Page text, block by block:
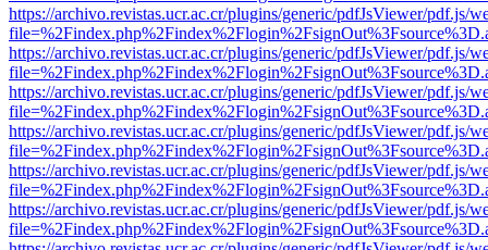
https://archivo.revistas.ucr.ac.cr/plugins/generic/pdfJsViewer/pdf.js/
https://archivo.revistas.ucr.ac.cr/plugins/generic/pdfJsViewer/pdf.js/
https://archivo.revistas.ucr.ac.cr/plugins/generic/pdfJsViewer/pdf.js/
https://archivo.revistas.ucr.ac.cr/plugins/generic/pdfJsViewer/pdf.js/
https://archivo.revistas.ucr.ac.cr/plugins/generic/pdfJsViewer/pdf.js/
https://archivo.revistas.ucr.ac.cr/plugins/generic/pdfJsViewer/pdf.js/